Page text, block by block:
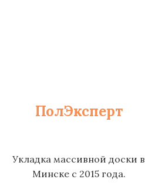
ПолЭксперт
Укладка массивной доски в
Минске с 2015 года.